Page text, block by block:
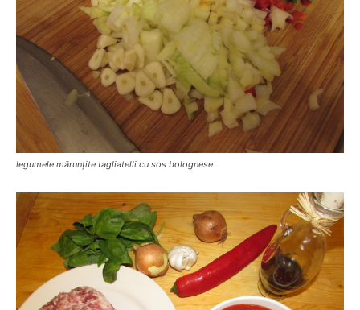
legumele mărunțite tagliatelli cu sos bolognese